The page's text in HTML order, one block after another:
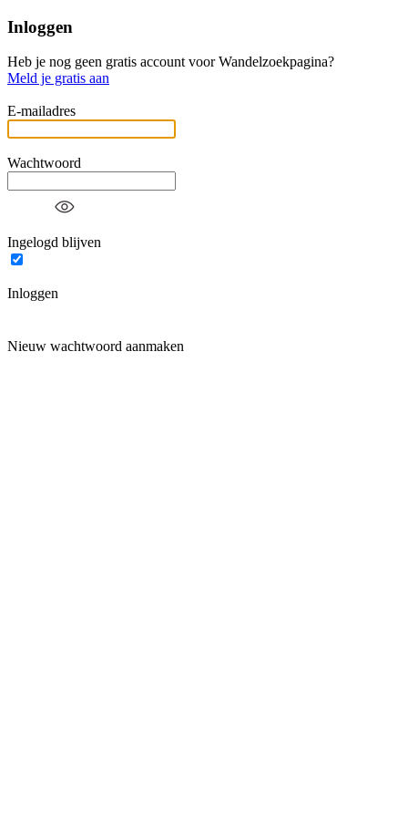
Inloggen
Heb je nog geen gratis account voor Wandelzoekpagina?
Meld je gratis aan
E-mailadres
Wachtwoord
Ingelogd blijven
Inloggen
Nieuw wachtwoord aanmaken